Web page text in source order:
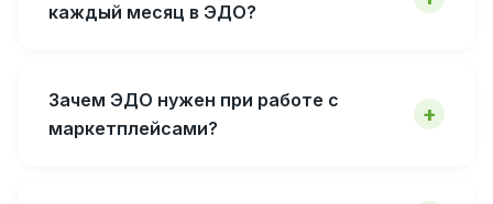
каждый месяц в ЭДО?
Зачем ЭДО нужен при работе с
маркетплейсами?